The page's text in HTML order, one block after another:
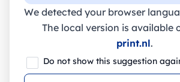
We detected your browser
The local version is available
print.nl.
Do not show this suggestion
DIPLODOCUS. Puzzle en
en forme de dinosaure -
Stricker